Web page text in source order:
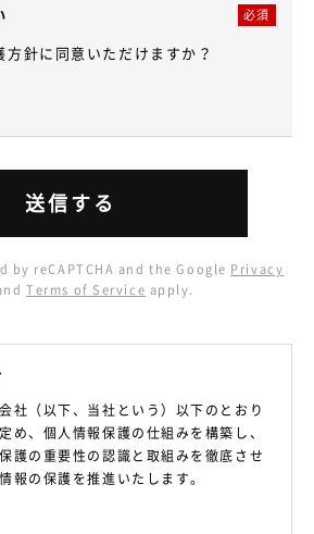
必須
針に同意いただけますか？
reCAPTCHA and the Google Privacy
Terms of Service apply.
社（以下、当社という）以下のとおり
め、個人情報保護の仕組みを構築し、
護の重要性の認識と取組みを徹底させ
報の保護を推進いたします。